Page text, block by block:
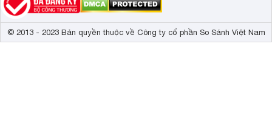
© 2013 - 2023 Bản quyền thuộc về Công ty cổ phần So Sánh Việt Nam